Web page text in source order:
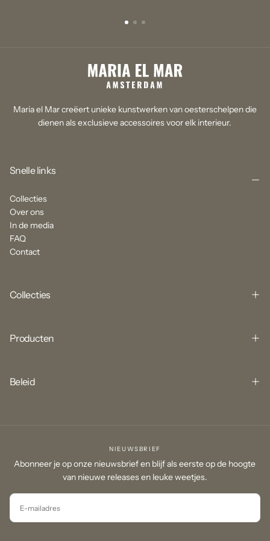
Maria el Mar creëert unieke kunstwerken van oesterschelpen die
dienen als exclusieve accessoires voor elk interieur.
Snelle links
Collecties
Over ons
In de media
FAQ
Contact
Collecties
Producten
Beleid
NIEUWSBRIEF
Abonneer je op onze nieuwsbrief en blijf als eerste op de hoogte
van nieuwe releases en leuke weetjes.
E-
MAIL